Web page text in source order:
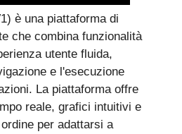
è una piattaforma di
che combina funzionalità
utente fluida,
e l'esecuzione
La piattaforma offre
reale, grafici intuitivi e
per adattarsi a